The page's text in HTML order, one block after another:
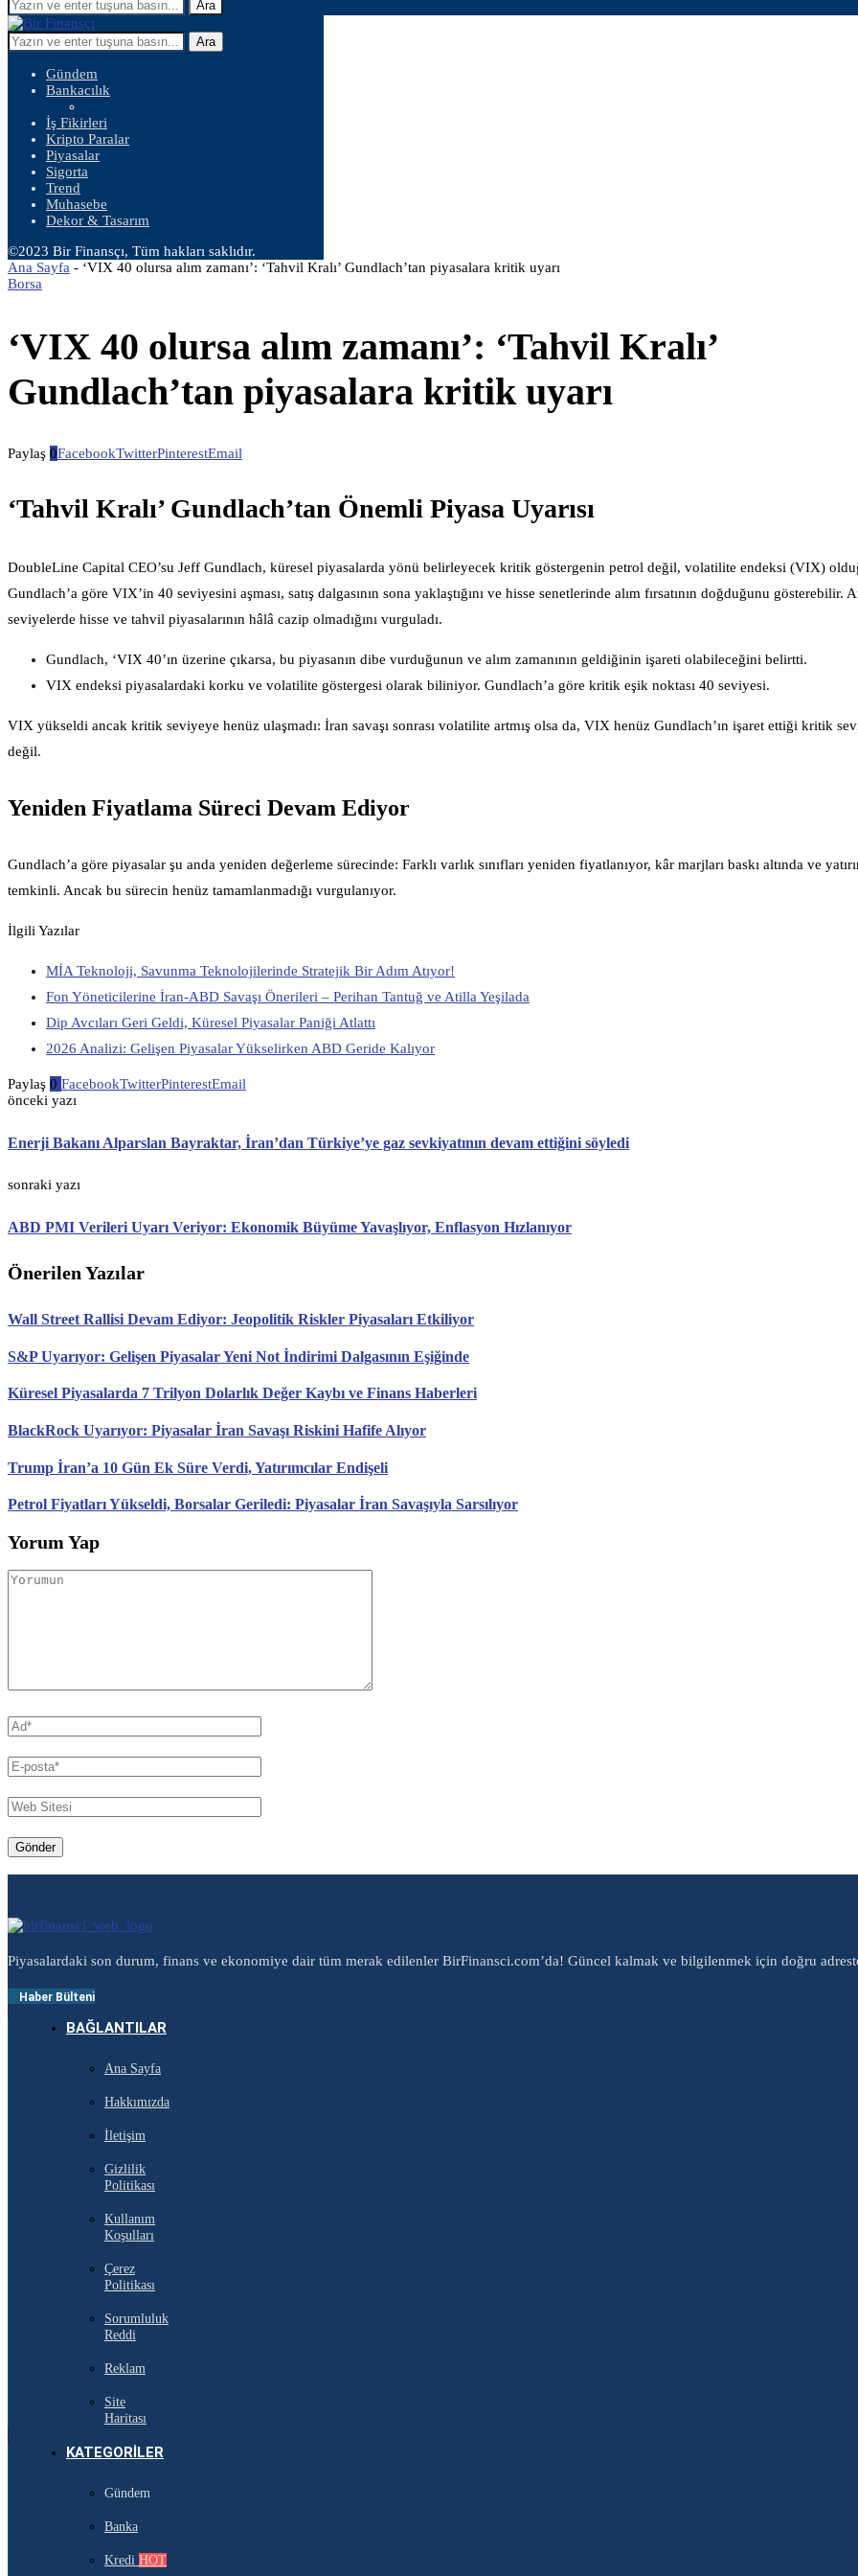
Ara
Ara
Gündem
Bankacılık
İş Fikirleri
Kripto Paralar
Piyasalar
Sigorta
Trend
Muhasebe
Dekor & Tasarım
©2023 Bir Finansçı, Tüm hakları saklıdır.
Ana Sayfa - ‘VIX 40 olursa alım zamanı’: ‘Tahvil Kralı’ Gundlach’tan piyasalara kritik uyarı
Borsa
‘VIX 40 olursa alım zamanı’: ‘Tahvil Kralı’
Gundlach’tan piyasalara kritik uyarı
Paylaş 0FacebookTwitterPinterestEmail
‘Tahvil Kralı’ Gundlach’tan Önemli Piyasa Uyarısı
DoubleLine Capital CEO’su Jeff Gundlach, küresel piyasalarda yönü belirleyecek kritik göstergenin petrol değil, volatilite endeksi (VIX)
Gundlach’a göre VIX’in 40 seviyesini aşması, satış dalgasının sona yaklaştığını ve hisse senetlerinde alım fırsatının doğduğunu gösterebilir.
seviyelerde hisse ve tahvil piyasalarının hâlâ cazip olmadığını vurguladı.
Gundlach, ‘VIX 40’ın üzerine çıkarsa, bu piyasanın dibe vurduğunun ve alım zamanının geldiğinin işareti olabileceğini belirtti.
VIX endeksi piyasalardaki korku ve volatilite göstergesi olarak biliniyor. Gundlach’a göre kritik eşik noktası 40 seviyesi.
VIX yükseldi ancak kritik seviyeye henüz ulaşmadı: İran savaşı sonrası volatilite artmış olsa da, VIX henüz Gundlach’ın işaret ettiği kritik
değil.
Yeniden Fiyatlama Süreci Devam Ediyor
Gundlach’a göre piyasalar şu anda yeniden değerleme sürecinde: Farklı varlık sınıfları yeniden fiyatlanıyor, kâr marjları baskı altında ve
temkinli. Ancak bu sürecin henüz tamamlanmadığı vurgulanıyor.
İlgili Yazılar
MİA Teknoloji, Savunma Teknolojilerinde Stratejik Bir Adım Atıyor!
Fon Yöneticilerine İran-ABD Savaşı Önerileri – Perihan Tantuğ ve Atilla Yeşilada
Dip Avcıları Geri Geldi, Küresel Piyasalar Paniği Atlattı
2026 Analizi: Gelişen Piyasalar Yükselirken ABD Geride Kalıyor
Paylaş 0 FacebookTwitterPinterestEmail
önceki yazı
Enerji Bakanı Alparslan Bayraktar, İran’dan Türkiye’ye gaz sevkiyatının devam ettiğini söyledi
sonraki yazı
ABD PMI Verileri Uyarı Veriyor: Ekonomik Büyüme Yavaşlıyor, Enflasyon Hızlanıyor
Önerilen Yazılar
Wall Street Rallisi Devam Ediyor: Jeopolitik Riskler Piyasaları Etkiliyor
S&P Uyarıyor: Gelişen Piyasalar Yeni Not İndirimi Dalgasının Eşiğinde
Küresel Piyasalarda 7 Trilyon Dolarlık Değer Kaybı ve Finans Haberleri
BlackRock Uyarıyor: Piyasalar İran Savaşı Riskini Hafife Alıyor
Trump İran’a 10 Gün Ek Süre Verdi, Yatırımcılar Endişeli
Petrol Fiyatları Yükseldi, Borsalar Geriledi: Piyasalar İran Savaşıyla Sarsılıyor
Yorum Yap
Piyasalardaki son durum, finans ve ekonomiye dair tüm merak edilenler BirFinansci.com’da! Güncel kalmak ve bilgilenmek için doğru
Haber Bülteni
BAĞLANTILAR
Ana Sayfa
Hakkımızda
İletişim
Gizlilik
Politikası
Kullanım
Koşulları
Çerez
Politikası
Sorumluluk
Reddi
Reklam
Site
Haritası
KATEGORILER
Gündem
Banka
Kredi HOT